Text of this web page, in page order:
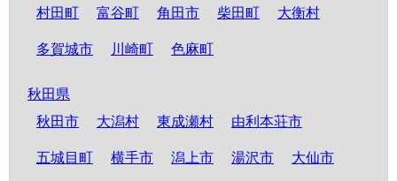
村田町 富谷町 角田市 柴田町 大衡村
多賀城市 川崎町 色麻町
秋田県
秋田市
大潟村 東成瀬村 由利本荘市
五城目町 横手市 潟上市 湯沢市 大仙市